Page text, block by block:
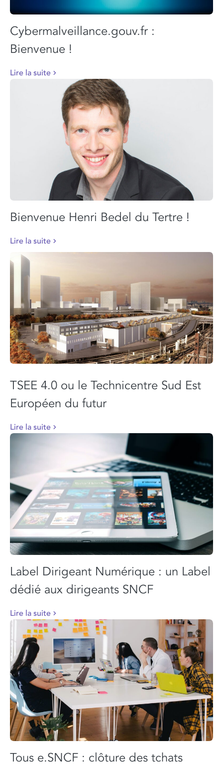
Cybermalveillance.gouv.fr :
Bienvenue !
Lire la suite
Bienvenue Henri Bedel du Tertre !
Lire la suite
TSEE 4.0 ou le Technicentre Sud Est
Européen du futur
Lire la suite
Label Dirigeant Numérique : un Label
dédié aux dirigeants SNCF
Lire la suite
Tous e.SNCF : clôture des tchats